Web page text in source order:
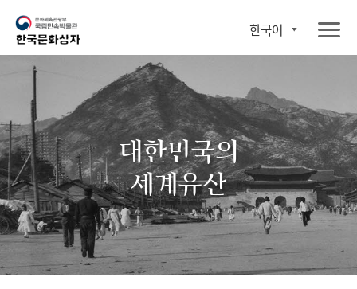
한국어
대한민국의
세계유산